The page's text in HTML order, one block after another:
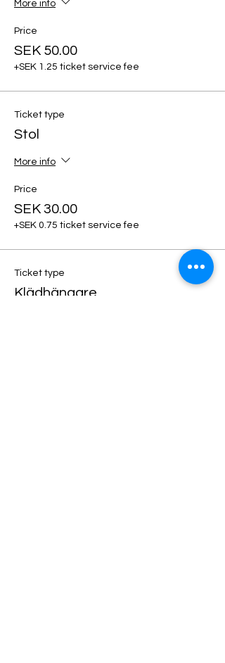
More info
Price
SEK 50.00
+SEK 1.25 ticket service fee
Ticket type
Stol
More info
Price
SEK 30.00
+SEK 0.75 ticket service fee
Ticket type
Klädhängare